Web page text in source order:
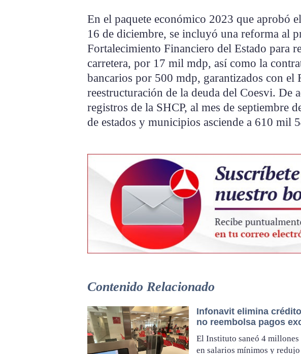
En el paquete económico 2023 que aprobó
16 de diciembre, se incluyó una reforma al
Fortalecimiento Financiero del Estado para
carretera, por 17 mil mdp, así como la
bancarios por 500 mdp, garantizados con
reestructuración de la deuda del Coesvi. De
registros de la SHCP, al mes de septiembre
de estados y municipios asciende a 610 mil
Contenido Relacionado
Infonavit elimina
no reembolsa pagos
El Instituto saneó 4
en salarios mínimos y